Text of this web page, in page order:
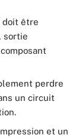
doit être
sortie
perdre
un circuit
et un